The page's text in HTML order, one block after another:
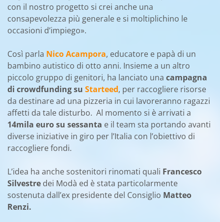
con il nostro progetto si crei anche una
consapevolezza più generale e si moltiplichino le
occasioni d’impiego».
Così parla Nico Acampora, educatore e papà di un
bambino autistico di otto anni. Insieme a un altro
piccolo gruppo di genitori, ha lanciato una campagna
di crowdfunding su Starteed, per raccogliere risorse
da destinare ad una pizzeria in cui lavoreranno ragazzi
affetti da tale disturbo. Al momento si è arrivati a
14mila euro su sessanta e il team sta portando avanti
diverse iniziative in giro per l’Italia con l’obiettivo di
raccogliere fondi.
L’idea ha anche sostenitori rinomati quali Francesco
Silvestre dei Modà ed è stata particolarmente
sostenuta dall’ex presidente del Consiglio Matteo
Renzi.